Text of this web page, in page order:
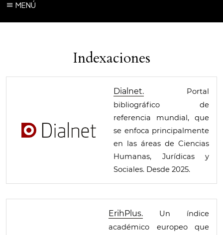
MENÚ
Indexaciones
Dialnet. Portal
bibliográfico de
referencia mundial, que
se enfoca principalmente
en las áreas de Ciencias
Humanas, Jurídicas y
Sociales. Desde 2025.
ErihPlus. Un índice
académico europeo que